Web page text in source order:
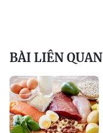
BÀI LIÊN QUAN